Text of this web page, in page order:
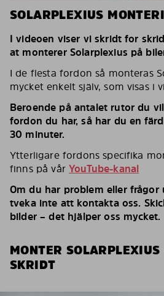
SOLARPLEXIUS
I videoen viser vi skridt for
at monterer Solarplexius på
I de flesta fordon så monteras
mycket enkelt själv, som visas i
Beroende på antalet rutor du
fordon du har, så har du en
30 minuter.
Ytterligare fordons specifika
finns på vårYouTube-kanal
Om du har problem eller frågor
tveka inte att kontakta oss.
bilder – det hjälper oss mycket.
MONTER
SKRIDT